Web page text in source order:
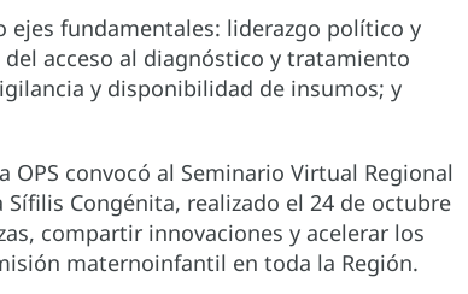
ejes fundamentales: liderazgo político y
acceso al diagnóstico y tratamiento
y disponibilidad de insumos; y
convocó al Seminario Virtual Regional
Congénita, realizado el 24 de octubre
compartir innovaciones y acelerar los
maternoinfantil en toda la Región.